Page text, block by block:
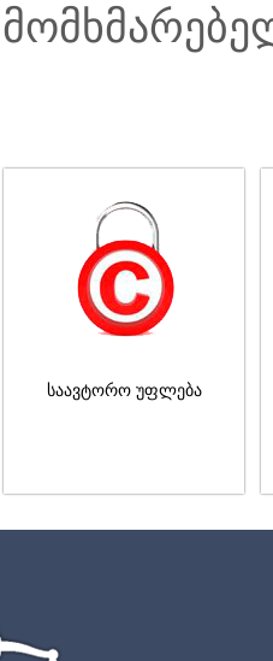
საავტორო უფლება